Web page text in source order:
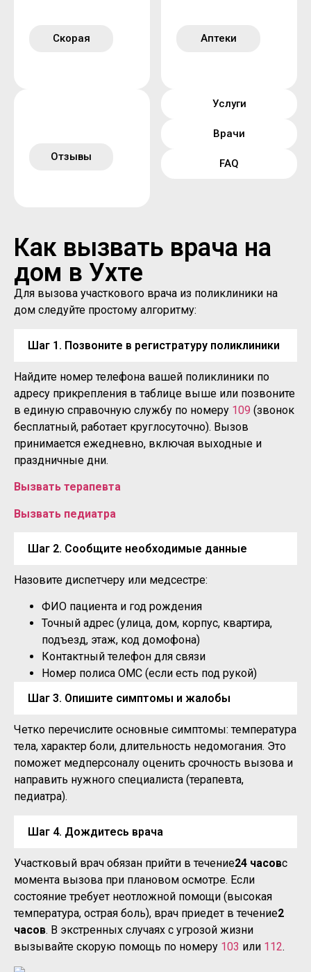
Скорая Аптеки
Отзывы
Услуги
Врачи
FAQ
Как вызвать врача на
дом в Ухте
Для вызова участкового врача из поликлиники на
дом следуйте простому алгоритму:
Шаг 1. Позвоните в регистратуру поликлиники
Найдите номер телефона вашей поликлиники по
адресу прикрепления в таблице выше или позвоните
в единую справочную службу по номеру 109 (звонок
бесплатный, работает круглосуточно). Вызов
принимается ежедневно, включая выходные и
праздничные дни.
Вызвать терапевта
Вызвать педиатра
Шаг 2. Сообщите необходимые данные
Назовите диспетчеру или медсестре:
ФИО пациента и год рождения
Точный адрес (улица, дом, корпус, квартира,
подъезд, этаж, код домофона)
Контактный телефон для связи
Номер полиса ОМС (если есть под рукой)
Шаг 3. Опишите симптомы и жалобы
Четко перечислите основные симптомы: температура
тела, характер боли, длительность недомогания. Это
поможет медперсоналу оценить срочность вызова и
направить нужного специалиста (терапевта,
педиатра).
Шаг 4. Дождитесь врача
Участковый врач обязан прийти в течение24 часовс
момента вызова при плановом осмотре. Если
состояние требует неотложной помощи (высокая
температура, острая боль), врач приедет в течение2
часов. В экстренных случаях с угрозой жизни
вызывайте скорую помощь по номеру 103 или 112.